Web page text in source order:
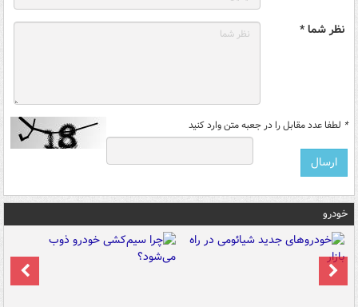
نظر شما *
* لطفا عدد مقابل را در جعبه متن وارد کنید
خودرو